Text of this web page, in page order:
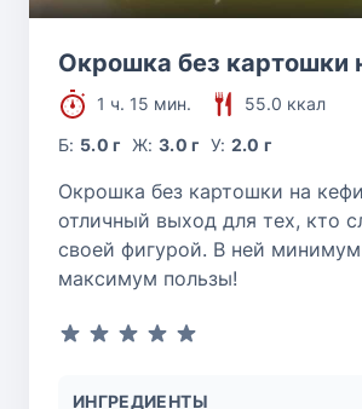
Окрошка без картошки
1 ч. 15 мин.
55.0 ккал
Б: 5.0 г Ж: 3.0 г У: 2.0 г
Окрошка без картошки на
отличный выход для тех, кто
своей фигурой. В ней
максимум пользы!
ИНГРЕДИЕНТЫ